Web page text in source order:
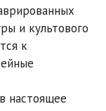
и культового
к
настоящее